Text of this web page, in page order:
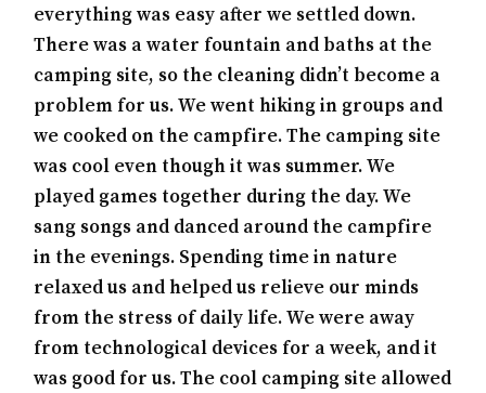
everything was easy after we settled down.
There was a water fountain and baths at the
camping site, so the cleaning didn’t become a
problem for us. We went hiking in groups and
we cooked on the campfire. The camping site
was cool even though it was summer. We
played games together during the day. We
sang songs and danced around the campfire
in the evenings. Spending time in nature
relaxed us and helped us relieve our minds
from the stress of daily life. We were away
from technological devices for a week, and it
was good for us. The cool camping site allowed